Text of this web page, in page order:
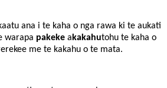
ana i te kaha o nga rawa ki te aukati
warapa pakeke akakahutohu te kaha o
me te kakahu o te mata.